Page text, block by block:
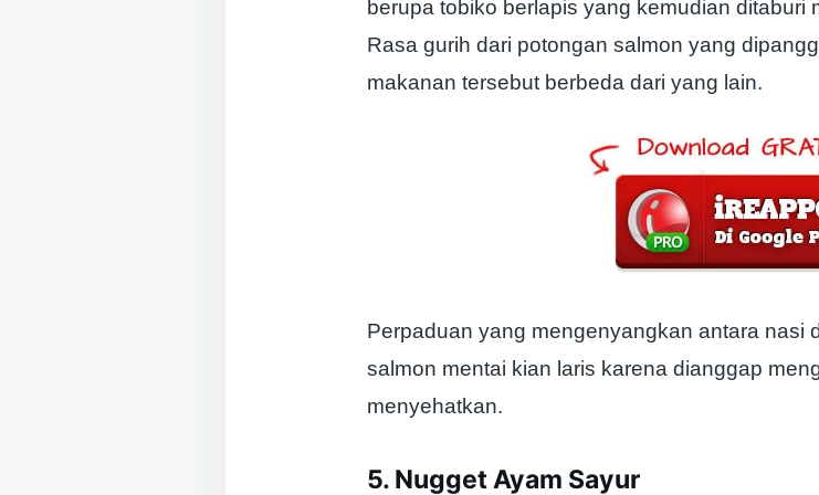
berupa tobiko berlapis yang kemudian ditaburi
Rasa gurih dari potongan salmon yang
makanan tersebut berbeda dari yang lain.
Perpaduan yang mengenyangkan antara nasi
salmon mentai kian laris karena dianggap
menyehatkan.
5. Nugget Ayam Sayur